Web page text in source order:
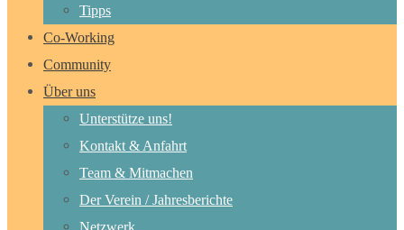
Tipps
Co-Working
Community
Über uns
Unterstütze uns!
Kontakt & Anfahrt
Team & Mitmachen
Der Verein / Jahresberichte
Netzwerk